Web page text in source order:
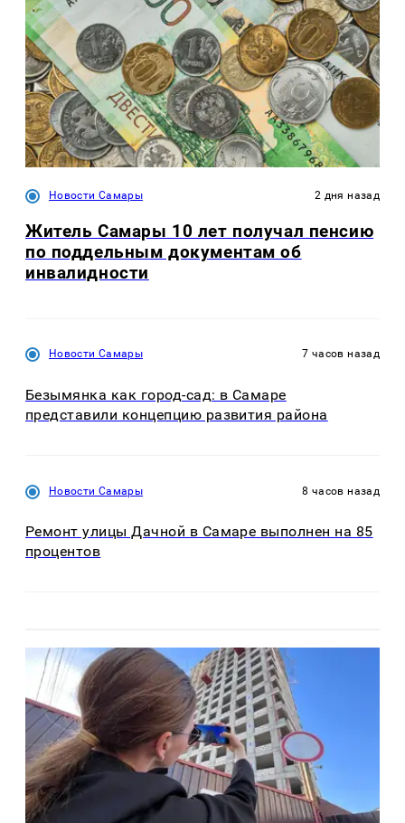
Новости Самары 2 дня назад
Житель Самары 10 лет получал пенсию
по поддельным документам об
инвалидности
Новости Самары 7 часов назад
Безымянка как город-сад: в Самаре
представили концепцию развития района
Новости Самары 8 часов назад
Ремонт улицы Дачной в Самаре выполнен на 85
процентов